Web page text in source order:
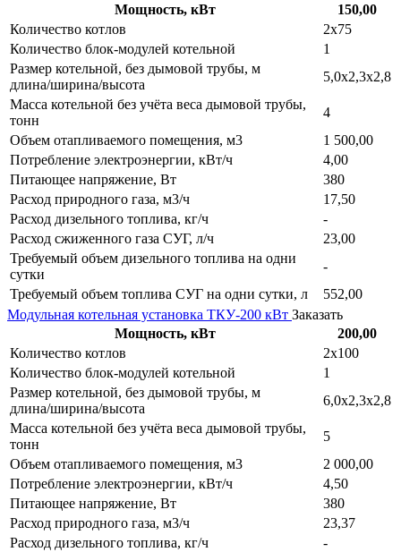
Мощность, кВт
150,00
Количество котлов
2х75
Количество блок-модулей котельной
1
Размер котельной, без дымовой трубы, м
длина/ширина/высота
5,0х2,3х2,8
Масса котельной без учёта веса дымовой трубы,
тонн
4
Объем отапливаемого помещения, м3
1 500,00
Потребление электроэнергии, кВт/ч
4,00
Питающее напряжение, Вт
380
Расход природного газа, м3/ч
17,50
Расход дизельного топлива, кг/ч
-
Расход сжиженного газа СУГ, л/ч
23,00
Требуемый объем дизельного топлива на одни
сутки
-
Требуемый объем топлива СУГ на одни сутки, л
552,00
Модульная котельная установка ТКУ-200 кВт Заказать
Мощность, кВт
200,00
Количество котлов
2х100
Количество блок-модулей котельной
1
Размер котельной, без дымовой трубы, м
длина/ширина/высота
6,0х2,3х2,8
Масса котельной без учёта веса дымовой трубы,
тонн
5
Объем отапливаемого помещения, м3
2 000,00
Потребление электроэнергии, кВт/ч
4,50
Питающее напряжение, Вт
380
Расход природного газа, м3/ч
23,37
Расход дизельного топлива, кг/ч
-